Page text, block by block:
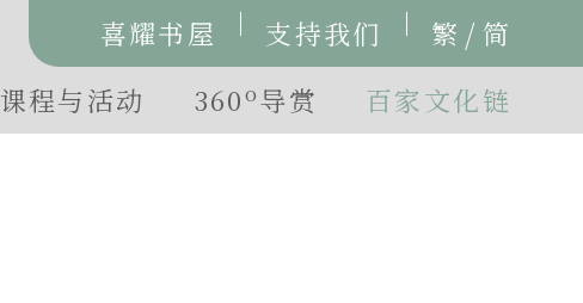
喜耀书屋 支持我们 繁 / 简
课程与活动 360o导赏 百家文化链